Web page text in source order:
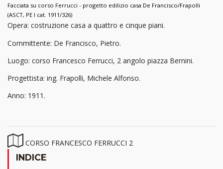
Facciata su corso Ferrucci - progetto edilizio casa De Francisco/Frapolli
(ASCT, PE I cat. 1911/326)
Opera: costruzione casa a quattro e cinque piani.
Committente: De Francisco, Pietro.
Luogo: corso Francesco Ferrucci, 2 angolo piazza Bernini.
Progettista: ing. Frapolli, Michele Alfonso.
Anno: 1911.
CORSO FRANCESCO FERRUCCI 2
INDICE